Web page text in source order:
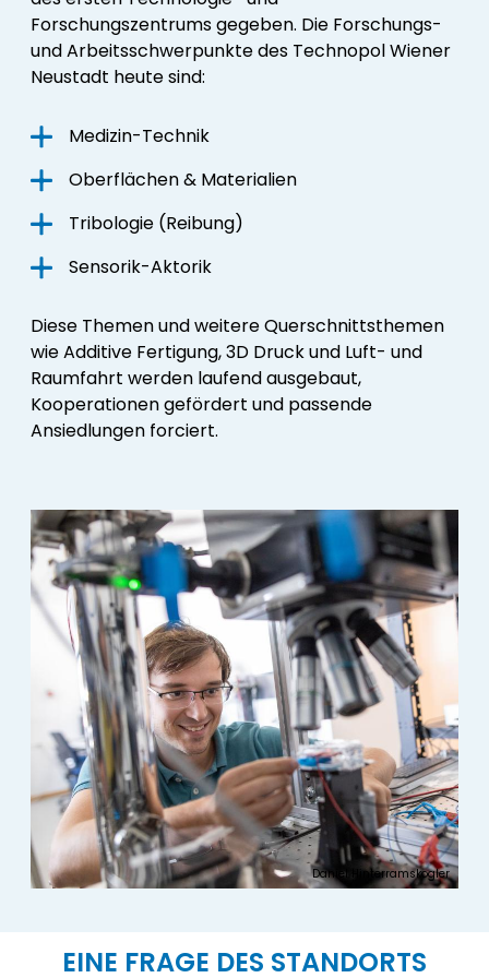
Forschungszentrums gegeben. Die Forschungs-
und Arbeitsschwerpunkte des Technopol Wiener
Neustadt heute sind:
Medizin-Technik
Oberflächen & Materialien
Tribologie (Reibung)
Sensorik-Aktorik
Diese Themen und weitere Querschnittsthemen
wie Additive Fertigung, 3D Druck und Luft- und
Raumfahrt werden laufend ausgebaut,
Kooperationen gefördert und passende
Ansiedlungen forciert.
Daniel Hinterramskogler
EINE FRAGE DES STANDORTS